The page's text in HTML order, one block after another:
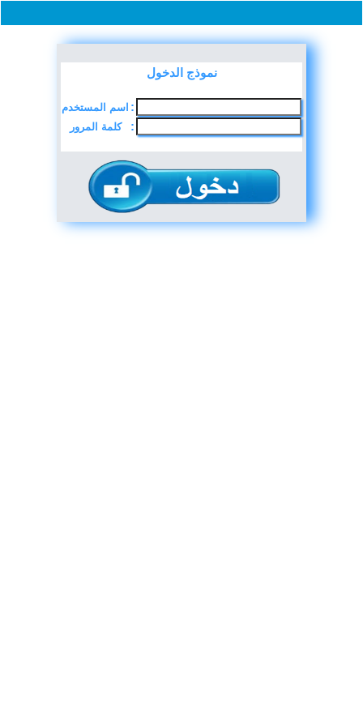
نموذج الدخول
اسم المستخدم :
كلمة المرور :